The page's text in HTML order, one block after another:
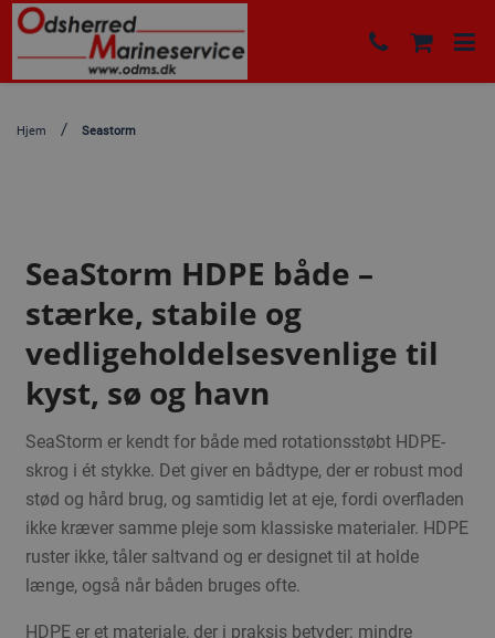
Hjem Seastorm
SeaStorm HDPE både –
stærke, stabile og
vedligeholdelsesvenlige til
kyst, sø og havn
SeaStorm er kendt for både med rotationsstøbt HDPE-
skrog i ét stykke. Det giver en bådtype, der er robust mod
stød og hård brug, og samtidig let at eje, fordi overfladen
ikke kræver samme pleje som klassiske materialer. HDPE
ruster ikke, tåler saltvand og er designet til at holde
længe, også når båden bruges ofte.
HDPE er et materiale, der i praksis betyder: mindre